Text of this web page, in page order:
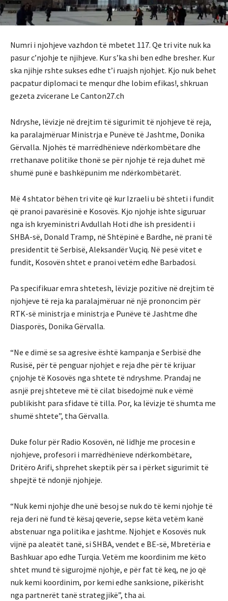
Numri i njohjeve vazhdon të mbetet 117. Qe tri vite nuk ka
pasur c’njohje te njihjeve. Kur s’ka shi ben edhe bresher. Kur
ska njihje rshte sukses edhe t’i ruajsh njohjet. Kjo nuk behet
pacpatur diplomaci te menqur dhe lobim efikas!, shkruan
gezeta zvicerane Le Canton27.ch
Ndryshe, lëvizje në drejtim të sigurimit të njohjeve të reja,
ka paralajmëruar Ministrja e Punëve të Jashtme, Donika
Gërvalla. Njohës të marrëdhënieve ndërkombëtare dhe
rrethanave politike thonë se për njohje të reja duhet më
shumë punë e bashkëpunim me ndërkombëtarët.
Më 4 shtator bëhen tri vite që kur Izraeli u bë shteti i fundit
që pranoi pavarësinë e Kosovës. Kjo njohje ishte siguruar
nga ish kryeministri Avdullah Hoti dhe ish presidenti i
SHBA-së, Donald Tramp, në Shtëpinë e Bardhe, në prani të
presidentit të Serbisë, Aleksandër Vuçiq. Në pesë vitet e
fundit, Kosovën shtet e pranoi vetëm edhe Barbadosi.
Pa specifikuar emra shtetesh, lëvizje pozitive në drejtim të
njohjeve të reja ka paralajmëruar në një prononcim për
RTK-së ministrja e ministrja e Punëve të Jashtme dhe
Diasporës, Donika Gërvalla.
“Ne e dimë se sa agresive është kampanja e Serbisë dhe
Rusisë, për të penguar njohjet e reja dhe për të krijuar
çnjohje të Kosovës nga shtete të ndryshme. Prandaj ne
asnjë prej shteteve më të cilat bisedojmë nuk e vëmë
publikisht para sfidave të tilla. Por, ka lëvizje të shumta me
shumë shtete”, tha Gërvalla.
Duke folur për Radio Kosovën, në lidhje me procesin e
njohjeve, profesori i marrëdhënieve ndërkombëtare,
Dritëro Arifi, shprehet skeptik për sa i përket sigurimit të
shpejtë të ndonjë njohjeje.
“Nuk kemi njohje dhe unë besoj se nuk do të kemi njohje të
reja deri në fund të kësaj qeverie, sepse këta vetëm kanë
abstenuar nga politika e jashtme. Njohjet e Kosovës nuk
vijnë pa aleatët tanë, si SHBA, vendet e BE-së, Mbretëria e
Bashkuar apo edhe Turqia. Vetëm me koordinim me këto
shtet mund të sigurojmë njohje, e për fat të keq, ne jo që
nuk kemi koordinim, por kemi edhe sanksione, pikërisht
nga partnerët tanë strategjikë”, tha ai.